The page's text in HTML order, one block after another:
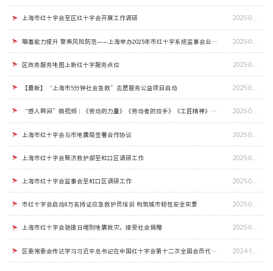
上海市红十字会至区红十字会开展工作调研
瞄着能力提升 聚焦风险防范——上海举办2025年市红十字系统监事会业务培训班
区政务服务地图上新红十字服务点位
【最新】“上海市5分钟社会急救”志愿服务公益项目启动
“感人瞬间”微视频︱《劳动的力量》《劳动者的双手》《工匠精神》《微光星海》
上海市红十字会与市地震局签署合作协议
上海市红十字会赈济救护部至虹口区调研工作
上海市红十字会监事会至虹口区调研工作
市红十字会启动8万名持证应急救护员培训 构筑城市韧性安全实景
上海市红十字会驰援日喀则地震救灾，接受社会捐赠
区委常委会传达学习习近平总书记在中国红十字会第十二次全国会员代表大会召开之际作出的重要指示精神